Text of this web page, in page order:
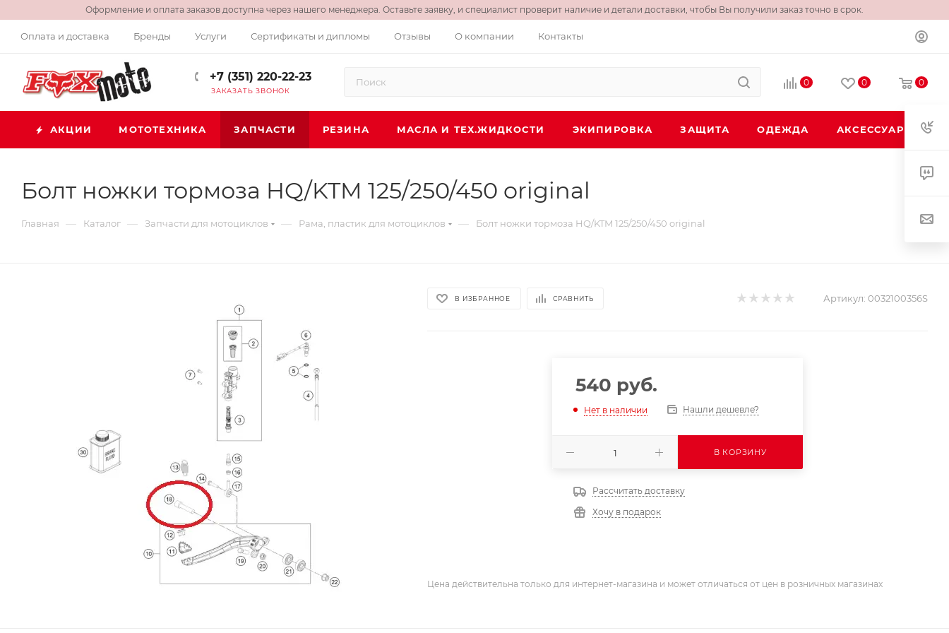
Оформление и оплата заказов доступна через нашего менеджера. Оставьте заявку, и специалист проверит наличие и детали доставки, чтобы Вы получили заказ точно в срок.
Оплата и доставка Бренды Услуги Сертификаты и дипломы Отзывы О компании Контакты
+7 (351) 220-22-23
ЗАКАЗАТЬ ЗВОНОК
0 0 0
АКЦИИ МОТОТЕХНИКА ЗАПЧАСТИ РЕЗИНА МАСЛА И ТЕХ.ЖИДКОСТИ ЭКИПИРОВКА ЗАЩИТА ОДЕЖДА АКСЕССУАРЫ
Болт ножки тормоза HQ/KTM 125/250/450 original
Главная — Каталог — Запчасти для мотоциклов — Рама, пластик для мотоциклов — Болт ножки тормоза HQ/KTM 125/250/450 original
В ИЗБРАННОЕ СРАВНИТЬ Артикул: 0032100356S
540 руб.
Нет в наличии Нашли дешевле?
В КОРЗИНУ
Рассчитать доставку
Хочу в подарок
Цена действительна только для интернет-магазина и может отличаться от цен в розничных магазинах